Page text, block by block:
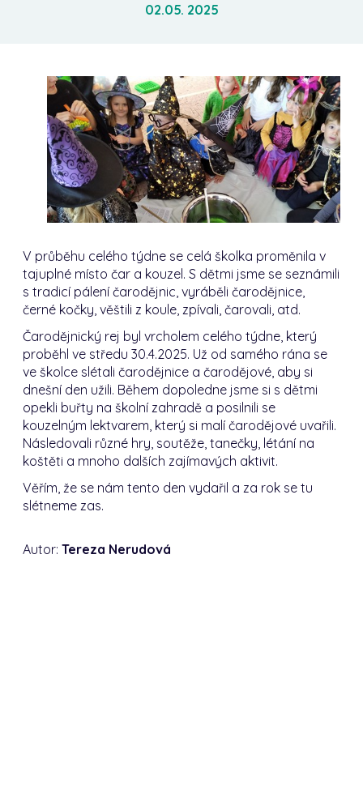
02.05. 2025
V průběhu celého týdne se celá školka proměnila v
tajuplné místo čar a kouzel. S dětmi jsme se seznámili
s tradicí pálení čarodějnic, vyráběli čarodějnice,
černé kočky, věštili z koule, zpívali, čarovali, atd.
Čarodějnický rej byl vrcholem celého týdne, který
proběhl ve středu 30.4.2025. Už od samého rána se
ve školce slétali čarodějnice a čarodějové, aby si
dnešní den užili. Během dopoledne jsme si s dětmi
opekli buřty na školní zahradě a posilnili se
kouzelným lektvarem, který si malí čarodějové uvařili.
Následovali různé hry, soutěže, tanečky, létání na
koštěti a mnoho dalších zajímavých aktivit.
Věřím, že se nám tento den vydařil a za rok se tu
slétneme zas.
Autor:Tereza Nerudová